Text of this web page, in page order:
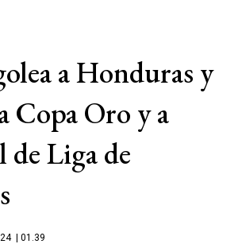
a Honduras y
Copa Oro y a
de Liga de
| 01.39